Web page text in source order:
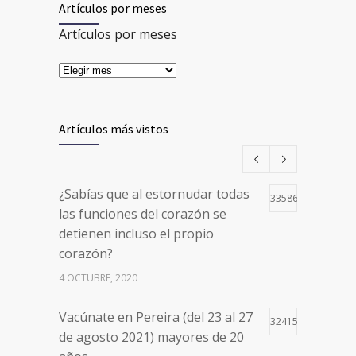
Artículos por meses
Artículos por meses
Artículos más vistos
¿Sabías que al estornudar todas
las funciones del corazón se
detienen incluso el propio
corazón?
33586
4 OCTUBRE, 2020
Vacúnate en Pereira (del 23 al 27
de agosto 2021) mayores de 20
32415